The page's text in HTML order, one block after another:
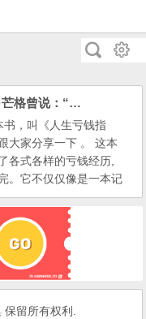
实用电子书《人生亏钱指南》，查理·芒格曾说：“如果知道会死在哪里，那么我永远不会去那里。”
，叫《人生亏钱指
大家分享一下 。 这本
各式各样的亏钱经历,
。它不仅仅像是一本记
像是一面镜子，同时，
亏钱方式，我也多了一
指南中，有几个典型
鸣，因为这些正是我自
，投资理财的陷阱。
保留所有权利.